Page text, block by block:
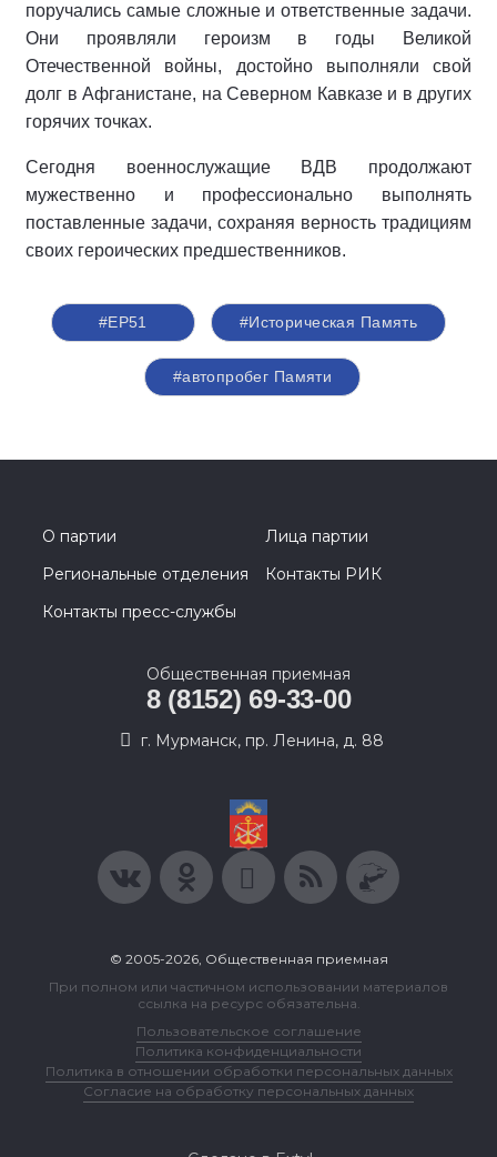
поручались самые сложные и ответственные задачи.
Они проявляли героизм в годы Великой
Отечественной войны, достойно выполняли свой
долг в Афганистане, на Северном Кавказе и в других
горячих точках.
Сегодня военнослужащие ВДВ продолжают
мужественно и профессионально выполнять
поставленные задачи, сохраняя верность традициям
своих героических предшественников.
#ЕР51 #Историческая Память
#автопробег Памяти
О партии
Лица партии
Региональные отделения
Контакты РИК
Контакты пресс-службы
Общественная приемная
8 (8152) 69-33-00
г. Мурманск, пр. Ленина, д. 88
© 2005-2026, Общественная приемная
При полном или частичном использовании материалов
ссылка на ресурс обязательна.
Пользовательское соглашение
Политика конфиденциальности
Политика в отношении обработки персональных данных
Согласие на обработку персональных данных